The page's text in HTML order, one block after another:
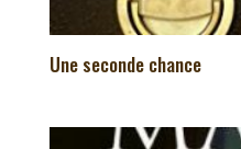
Une seconde chance